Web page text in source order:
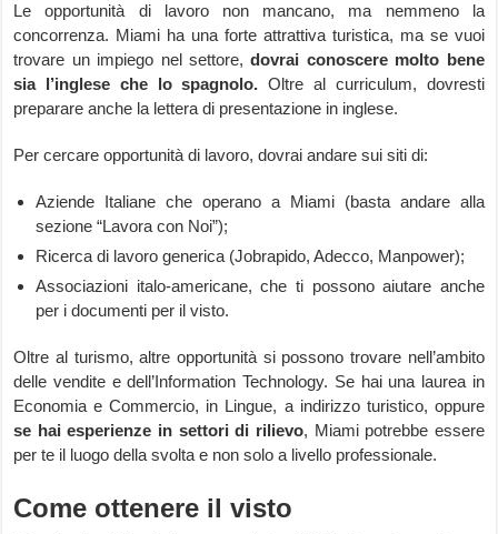
Le opportunità di lavoro non mancano, ma nemmeno la
concorrenza. Miami ha una forte attrattiva turistica, ma se vuoi
trovare un impiego nel settore,dovrai conoscere molto bene
sia l’inglese che lo spagnolo. Oltre al curriculum, dovresti
preparare anche la lettera di presentazione in inglese.
Per cercare opportunità di lavoro, dovrai andare sui siti di:
Aziende Italiane che operano a Miami (basta andare alla
sezione “Lavora con Noi”);
Ricerca di lavoro generica (Jobrapido, Adecco, Manpower);
Associazioni italo-americane, che ti possono aiutare anche
per i documenti per il visto.
Oltre al turismo, altre opportunità si possono trovare nell’ambito
delle vendite e dell’Information Technology. Se hai una laurea in
Economia e Commercio, in Lingue, a indirizzo turistico, oppure
se hai esperienze in settori di rilievo, Miami potrebbe essere
per te il luogo della svolta e non solo a livello professionale.
Come ottenere il visto